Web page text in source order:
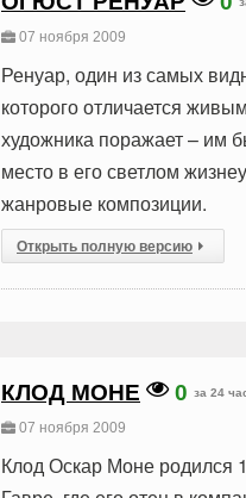
07 ноября 2009
Ренуар, один из самых
которого отличается
художника поражает – им
место в его светлом
жанровые композиции.
Открыть полную версию
КЛОД МОНЕ 0 за 24
07 ноября 2009
Клод Оскар Моне родился